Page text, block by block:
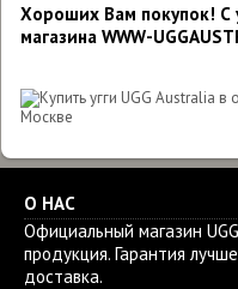
Хороших Вам покупок! С
магазина WWW-
О НАС
Официальный магазин
продукция. Гарантия
доставка.